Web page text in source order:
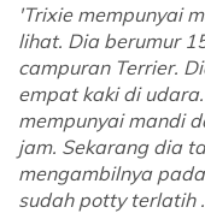
'Trixie mempunyai
lihat. Dia berumur
campuran Terrier.
empat kaki di
mempunyai mandi
jam. Sekarang dia
mengambilnya
sudah potty terlatih